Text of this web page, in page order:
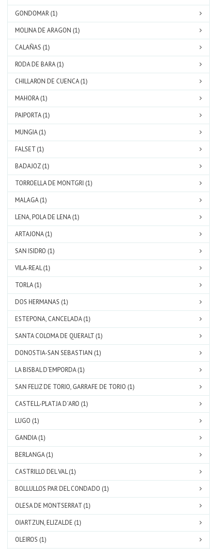
GONDOMAR (1)
MOLINA DE ARAGON (1)
CALAÑAS (1)
RODA DE BARA (1)
CHILLARON DE CUENCA (1)
MAHORA (1)
PAIPORTA (1)
MUNGIA (1)
FALSET (1)
BADAJOZ (1)
TORROELLA DE MONTGRI (1)
MALAGA (1)
LENA, POLA DE LENA (1)
ARTAJONA (1)
SAN ISIDRO (1)
VILA-REAL (1)
TORLA (1)
DOS HERMANAS (1)
ESTEPONA, CANCELADA (1)
SANTA COLOMA DE QUERALT (1)
DONOSTIA-SAN SEBASTIAN (1)
LA BISBAL D´EMPORDA (1)
SAN FELIZ DE TORIO, GARRAFE DE TORIO (1)
CASTELL-PLATJA D´ARO (1)
LUGO (1)
GANDIA (1)
BERLANGA (1)
CASTRILLO DEL VAL (1)
BOLLULLOS PAR DEL CONDADO (1)
OLESA DE MONTSERRAT (1)
OIARTZUN, ELIZALDE (1)
OLEIROS (1)